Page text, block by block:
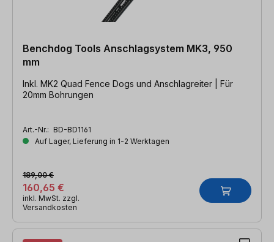
Benchdog Tools Anschlagsystem MK3, 950
mm
Inkl. MK2 Quad Fence Dogs und Anschlagreiter | Für
20mm Bohrungen
Art.-Nr.: BD-BD1161
Auf Lager, Lieferung in 1-2 Werktagen
160,65 €
189,00 €
inkl. MwSt. zzgl.
Versandkosten